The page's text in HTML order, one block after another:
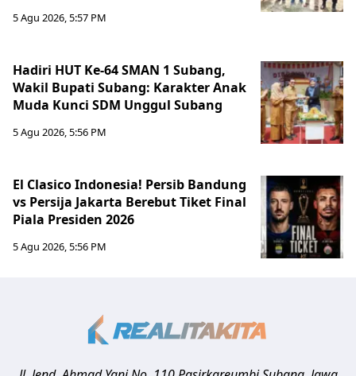
5 Agu 2026, 5:57 PM
Hadiri HUT Ke-64 SMAN 1 Subang,
Wakil Bupati Subang: Karakter Anak
Muda Kunci SDM Unggul Subang
5 Agu 2026, 5:56 PM
El Clasico Indonesia! Persib Bandung
vs Persija Jakarta Berebut Tiket Final
Piala Presiden 2026
5 Agu 2026, 5:56 PM